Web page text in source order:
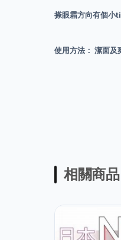
搽眼霜方向有個小
使用方法： 潔面及
相關商品